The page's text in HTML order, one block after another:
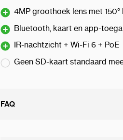
De
capacitief touchscreen
interface. Via het scherm kun je
bezoekers zien en deuren
volledig zelfstandig worden
Dankzij
4MP groothoek lens met 150°
Bluetooth, kaart en app-
IR-nachtzicht + Wi-Fi 6 + PoE
Geen SD-kaart standaard
FAQ